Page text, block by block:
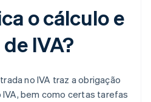
o cálculo e
IVA?
no IVA traz a obrigação
bem como certas tarefas